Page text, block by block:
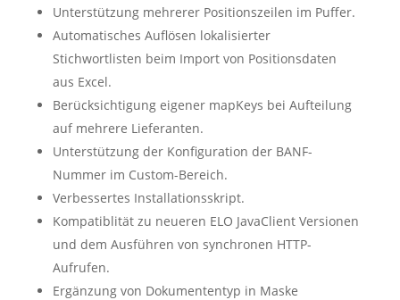
Unterstützung mehrerer Positionszeilen im Puffer.
Automatisches Auflösen lokalisierter
Stichwortlisten beim Import von Positionsdaten
aus Excel.
Berücksichtigung eigener mapKeys bei Aufteilung
auf mehrere Lieferanten.
Unterstützung der Konfiguration der BANF-
Nummer im Custom-Bereich.
Verbessertes Installationsskript.
Kompatiblität zu neueren ELO JavaClient Versionen
und dem Ausführen von synchronen HTTP-
Aufrufen.
Ergänzung von Dokumententyp in Maske